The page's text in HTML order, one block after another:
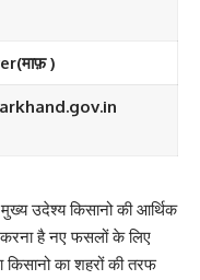
)
उदेश्य किसानो की आर्थिक
है नए फसलों के लिए
का शहरों की तरफ